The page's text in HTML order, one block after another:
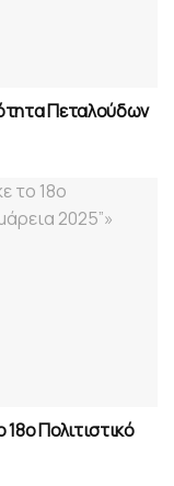
Πεταλούδων
Πολιτιστικό